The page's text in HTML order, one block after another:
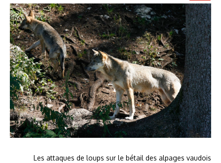
Les attaques de loups sur le bétail des alpages vaudois